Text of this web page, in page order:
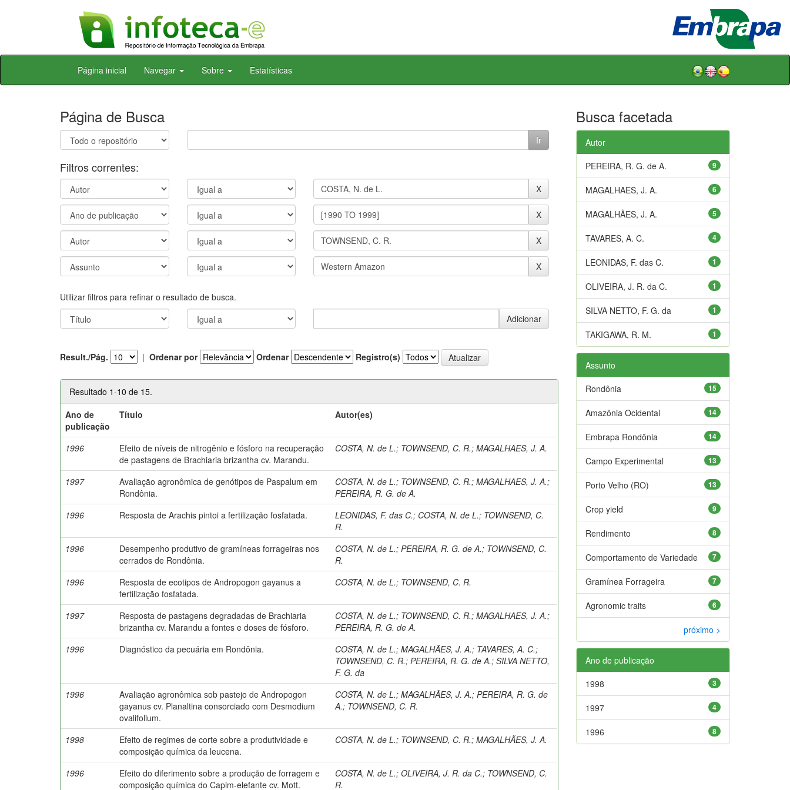
Skip
Página inicial Navegar Sobre Estatísticas
Página de Busca
Filtros correntes:
Utilizar filtros para refinar o resultado de busca.
Result./Pág. | Ordenar por Ordenar Registro(s)
Resultado 1-10 de 15.
Ano de
publicação
Título Autor(es)
1996
Efeito de níveis de nitrogênio e fósforo na recuperação
de pastagens de Brachiaria brizantha cv. Marandu.
COSTA, N. de L.; TOWNSEND, C. R.;MAGALHAES, J. A.
1997
Avaliação agronômica de genótipos de Paspalum em
Rondônia.
COSTA, N. de L.; TOWNSEND, C. R.;MAGALHAES, J. A.;
PEREIRA, R. G. de A.
1996
Resposta de Arachis pintoi a fertilização fosfatada. LEONIDAS, F. das C.; COSTA, N. de L.; TOWNSEND, C.
R.
1996
Desempenho produtivo de gramíneas forrageiras nos
cerrados de Rondônia.
COSTA, N. de L.;PEREIRA, R. G. de A.; TOWNSEND, C.
R.
1996
Resposta de ecotipos de Andropogon gayanus a
fertilização fosfatada.
COSTA, N. de L.; TOWNSEND, C. R.
1997
Resposta de pastagens degradadas de Brachiaria
brizantha cv. Marandu a fontes e doses de fósforo.
COSTA, N. de L.; TOWNSEND, C. R.;MAGALHAES, J. A.;
PEREIRA, R. G. de A.
1996
Diagnóstico da pecuária em Rondônia. COSTA, N. de L.;MAGALHÃES, J. A.; TAVARES, A. C.;
TOWNSEND, C. R.;PEREIRA, R. G. de A.;SILVA NETTO,
F. G. da
1996
Avaliação agronômica sob pastejo de Andropogon
gayanus cv. Planaltina consorciado com Desmodium
ovalifolium.
COSTA, N. de L.;MAGALHÃES, J. A.;PEREIRA, R. G. de
A.; TOWNSEND, C. R.
1998
Efeito de regimes de corte sobre a produtividade e
composição química da leucena.
COSTA, N. de L.; TOWNSEND, C. R.;MAGALHÃES, J. A.
1996
Efeito do diferimento sobre a produção de forragem e
composição química do Capim-elefante cv. Mott.
COSTA, N. de L.;OLIVEIRA, J. R. da C.; TOWNSEND, C.
R.
Busca facetada
Autor
9
PEREIRA, R. G. de A.
6
MAGALHAES, J. A.
5
MAGALHÃES, J. A.
4
TAVARES, A. C.
1
LEONIDAS, F. das C.
1
OLIVEIRA, J. R. da C.
1
SILVA NETTO, F. G. da
1
TAKIGAWA, R. M.
Assunto
15
Rondônia
14
Amazônia Ocidental
14
Embrapa Rondônia
13
Campo Experimental
13
Porto Velho (RO)
9
Crop yield
8
Rendimento
7
Comportamento de Variedade
7
Gramínea Forrageira
6
Agronomic traits
próximo >
Ano de publicação
3
1998
4
1997
8
1996